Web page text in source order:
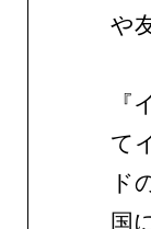
や
て
ド
国